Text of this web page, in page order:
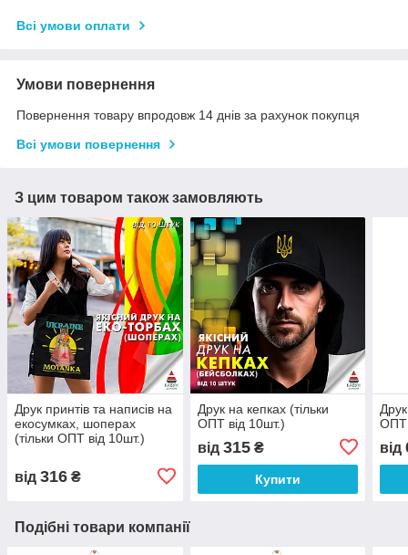
Всі умови оплати
Умови повернення
Повернення товару впродовж 14 днів за рахунок покупця
Всі умови повернення
З цим товаром також замовляють
Друк принтів та написів на
екосумках, шоперах
(тільки ОПТ від 10шт.)
від 316 ₴
Друк на кепках (тільки
ОПТ від 10шт.)
від 315₴
Купити
ОПТ
від
Подібні товари компанії